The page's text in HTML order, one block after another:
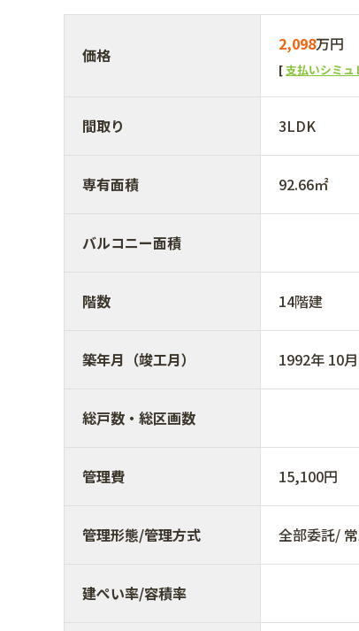
価格
2,098万円
支払いシミュ
間取り 3LDK
専有面積 92.66㎡
バルコニー面積
階数 14階建
築年月（竣工月） 1992年 10月
総戸数・総区画数
管理費 15,100円
管理形態/管理方式 全部委託/
建ぺい率/容積率